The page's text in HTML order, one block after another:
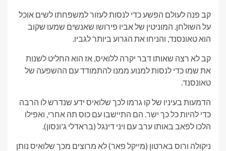
קב פנה לעולם הפשע כדי לנסות לעזור למשפחתו לשים אוכל
על השולחן. המוניטין של אביו פירושו שאנשים שמעו שקוב
הוא טאונסנד, והניחו את הגרוע ביותר לגביו.
קב לא רצה שאותו דבר יקרה ללואיס, אז הוא החליט לשנות
את שמו כדי לנסות למנוע ממנו להתמודד עם ההשפעה של
טאונסנד.
הדמעות בעיניו של קו גרמו לכך שלואיס ידע שנדרש לו הרבה
כדי להיות כל כך ישר. הם התיישבו עם כוס תה אחרי, ואפילו
הלכו לפאב באותו ערב עם ויני דינגל (בראדלי ג'ונסון).
ניקולה ורוס בארטון (מייקל פאר) לא מרוצים מכך שלואיס נותן